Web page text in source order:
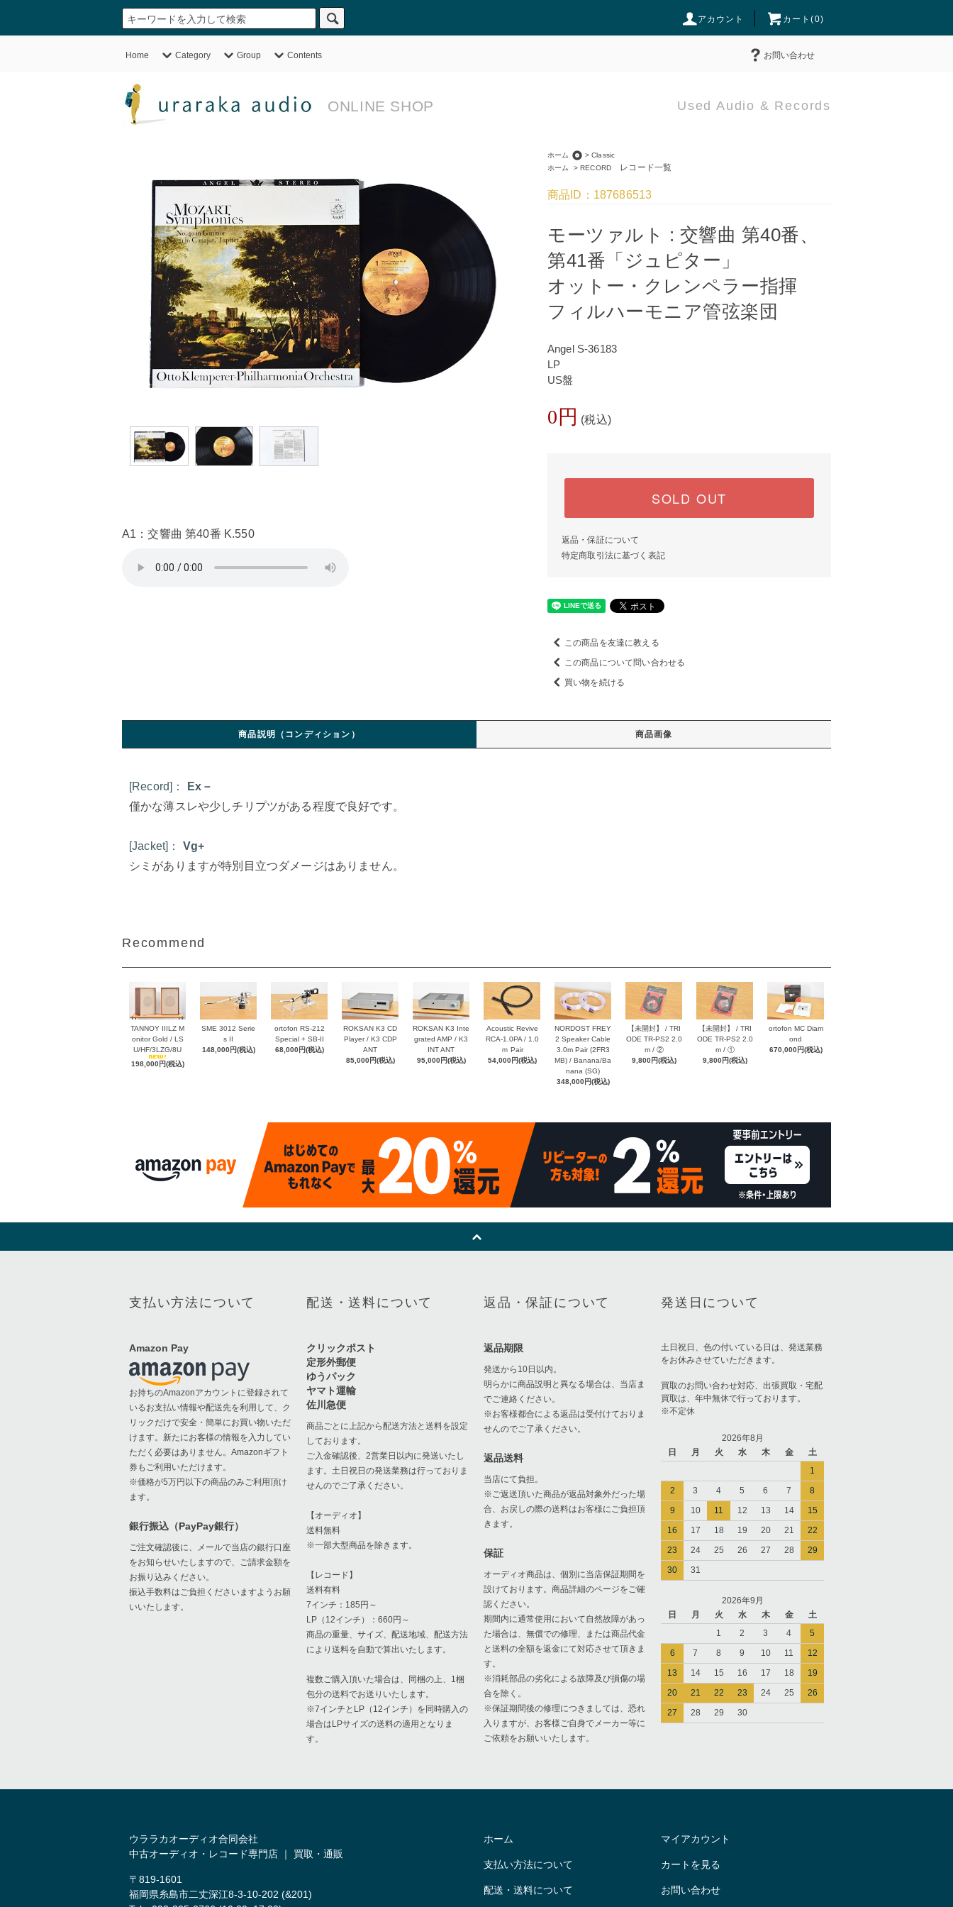
アカウント カート(0)
Home Category Group Contents お問い合わせ
ONLINE SHOP Used Audio & Records
A1：交響曲 第40番 K.550
ホーム >
album
Classic
ホーム
>RECORD レコード一覧
商品ID：187686513
モーツァルト : 交響曲 第40番、
第41番「ジュピター」
オットー・クレンペラー指揮
フィルハーモニア管弦楽団
Angel S-36183
LP
US盤
0円 (税込)
SOLD OUT
返品・保証について
特定商取引法に基づく表記
この商品を友達に教える
この商品について問い合わせる
買い物を続ける
商品説明（コンディション） 商品画像
[Record]：
Ex－
僅かな薄スレや少しチリプツがある程度で良好です。
[Jacket]：
Vg+
シミがありますが特別目立つダメージはありません。
Recommend
TANNOY IIILZ M
onitor Gold / LS
U/HF/3LZG/8U
198,000円(税込)
SME 3012 Serie
s II
148,000円(税込)
ortofon RS-212
Special + SB-II
68,000円(税込)
ROKSAN K3 CD
Player / K3 CDP
ANT
85,000円(税込)
ROKSAN K3 Inte
grated AMP / K3
INT ANT
95,000円(税込)
Acoustic Revive
RCA-1.0PA / 1.0
ｍ Pair
54,000円(税込)
NORDOST FREY
2 Speaker Cable
3.0m Pair (2FR3
MB) / Banana/Ba
nana (SG)
348,000円(税込)
【未開封】 / TRI
ODE TR-PS2 2.0
m / ②
9,800円(税込)
【未開封】 / TRI
ODE TR-PS2 2.0
m / ①
9,800円(税込)
ortofon MC Diam
ond
670,000円(税込)
支払い方法について
Amazon Pay
お持ちのAmazonアカウントに登録されて
いるお支払い情報や配送先を利用して、ク
リックだけで安全・簡単にお買い物いただ
けます。新たにお客様の情報を入力してい
ただく必要はありません。Amazonギフト
券もご利用いただけます。
※価格が5万円以下の商品のみご利用頂け
ます。
銀行振込（PayPay銀行）
ご注文確認後に、メールで当店の銀行口座
をお知らせいたしますので、ご請求金額を
お振り込みください。
振込手数料はご負担くださいますようお願
いいたします。
配送・送料について
クリックポスト
定形外郵便
ゆうパック
ヤマト運輸
佐川急便
商品ごとに上記から配送方法と送料を設定
しております。
ご入金確認後、2営業日以内に発送いたし
ます。土日祝日の発送業務は行っておりま
せんのでご了承ください。
【オーディオ】
送料無料
※一部大型商品を除きます。
【レコード】
送料有料
7インチ：185円～
LP（12インチ）：660円～
商品の重量、サイズ、配送地域、配送方法
により送料を自動で算出いたします。
複数ご購入頂いた場合は、同梱の上、1梱
包分の送料でお送りいたします。
※7インチとLP（12インチ）を同時購入の
場合はLPサイズの送料の適用となりま
す。
返品・保証について
返品期限
発送から10日以内。
明らかに商品説明と異なる場合は、当店ま
でご連絡ください。
※お客様都合による返品は受付けておりま
せんのでご了承ください。
返品送料
当店にて負担。
※ご返送頂いた商品が返品対象外だった場
合、お戻しの際の送料はお客様にご負担頂
きます。
保証
オーディオ商品は、個別に当店保証期間を
設けております。商品詳細のページをご確
認ください。
期間内に通常使用において自然故障があっ
た場合は、無償での修理、または商品代金
と送料の全額を返金にて対応させて頂きま
す。
※消耗部品の劣化による故障及び損傷の場
合を除く。
※保証期間後の修理につきましては、恐れ
入りますが、お客様ご自身でメーカー等に
ご依頼をお願いいたします。
発送日について
土日祝日、色の付いている日は、発送業務
をお休みさせていただきます。
買取のお問い合わせ対応、出張買取・宅配
買取は、年中無休で行っております。
※不定休
2026年8月
日
月 火 水 木 金
土
1
2
3 4 5 6 7
8
9
10 11 12 13 14
15
16
17 18 19 20 21
22
23
24 25 26 27 28
29
30
31
2026年9月
日
月 火 水 木 金
土
1
2 3 4
5
6
7 8 9 10 11
12
13
14 15 16 17 18
19
20
21 22 23 24 25
26
27
28 29 30
ウララカオーディオ合同会社
中古オーディオ・レコード専門店 ｜ 買取・通販
〒819-1601
福岡県糸島市二丈深江8-3-10-202 (&201)
ホーム
支払い方法について
配送・送料について
マイアカウント
カートを見る
お問い合わせ